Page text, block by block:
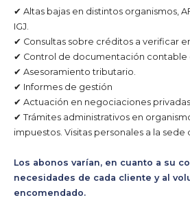
✔ Altas bajas en distintos organismos,
IGJ.
✔ Consultas sobre créditos a verificar
✔ Control de documentación contable
✔ Asesoramiento tributario.
✔ Informes de gestión
✔ Actuación en negociaciones
✔ Trámites administrativos en
impuestos. Visitas personales a la sede
Los abonos varían, en cuanto a su
necesidades de cada cliente y al
encomendado.